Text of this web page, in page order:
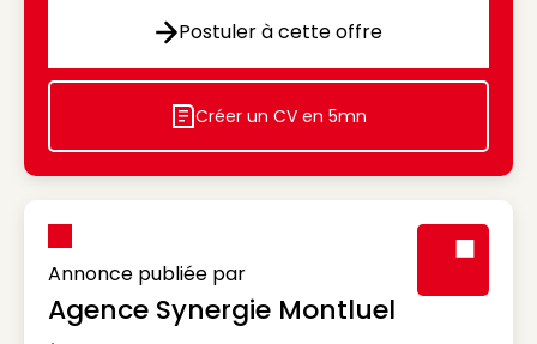
Postuler à cette offre
Postuler à cette offre
Icon decorative
Créer un CV en 5mn
Annonce publiée par
Agence Synergie Montluel